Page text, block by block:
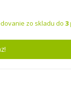
zo skladu do 3